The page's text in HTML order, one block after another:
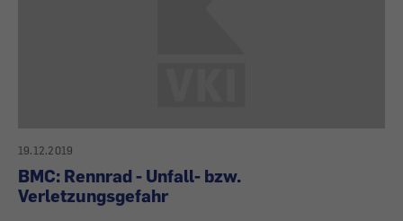
19.12.2019
BMC: Rennrad - Unfall- bzw.
Verletzungsgefahr